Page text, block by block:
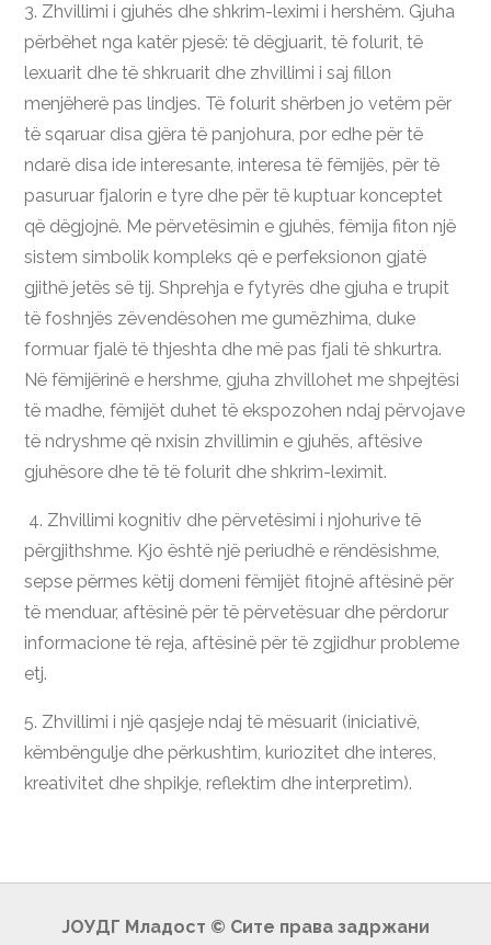
3. Zhvillimi i gjuhës dhe shkrim-leximi i hershëm. Gjuha
përbëhet nga katër pjesë: të dëgjuarit, të folurit, të
lexuarit dhe të shkruarit dhe zhvillimi i saj fillon
menjëherë pas lindjes. Të folurit shërben jo vetëm për
të sqaruar disa gjëra të panjohura, por edhe për të
ndarë disa ide interesante, interesa të fëmijës, për të
pasuruar fjalorin e tyre dhe për të kuptuar konceptet
që dëgjojnë. Me përvetësimin e gjuhës, fëmija fiton një
sistem simbolik kompleks që e perfeksionon gjatë
gjithë jetës së tij. Shprehja e fytyrës dhe gjuha e trupit
të foshnjës zëvendësohen me gumëzhima, duke
formuar fjalë të thjeshta dhe më pas fjali të shkurtra.
Në fëmijërinë e hershme, gjuha zhvillohet me shpejtësi
të madhe, fëmijët duhet të ekspozohen ndaj përvojave
të ndryshme që nxisin zhvillimin e gjuhës, aftësive
gjuhësore dhe të të folurit dhe shkrim-leximit.
4. Zhvillimi kognitiv dhe përvetësimi i njohurive të
përgjithshme. Kjo është një periudhë e rëndësishme,
sepse përmes këtij domeni fëmijët fitojnë aftësinë për
të menduar, aftësinë për të përvetësuar dhe përdorur
informacione të reja, aftësinë për të zgjidhur probleme
etj.
5. Zhvillimi i një qasjeje ndaj të mësuarit (iniciativë,
këmbëngulje dhe përkushtim, kuriozitet dhe interes,
kreativitet dhe shpikje, reflektim dhe interpretim).
ЈОУДГ Младост © Сите права задржани